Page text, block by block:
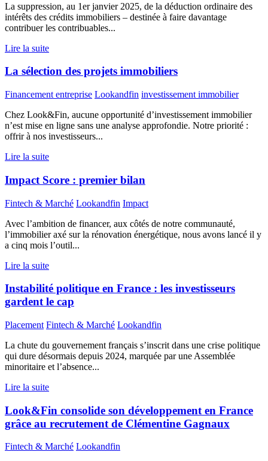
La suppression, au 1er janvier 2025, de la déduction ordinaire des
intérêts des crédits immobiliers – destinée à faire davantage
contribuer les contribuables...
Lire la suite
La sélection des projets immobiliers
Financement entreprise Lookandfin investissement immobilier
Chez Look&Fin, aucune opportunité d’investissement immobilier
n’est mise en ligne sans une analyse approfondie. Notre priorité :
offrir à nos investisseurs...
Lire la suite
Impact Score : premier bilan
Fintech & Marché Lookandfin Impact
Avec l’ambition de financer, aux côtés de notre communauté,
l’immobilier axé sur la rénovation énergétique, nous avons lancé il y
a cinq mois l’outil...
Lire la suite
Instabilité politique en France : les investisseurs
gardent le cap
Placement Fintech & Marché Lookandfin
La chute du gouvernement français s’inscrit dans une crise politique
qui dure désormais depuis 2024, marquée par une Assemblée
minoritaire et l’absence...
Lire la suite
Look&Fin consolide son développement en France
grâce au recrutement de Clémentine Gagnaux
Fintech & Marché Lookandfin